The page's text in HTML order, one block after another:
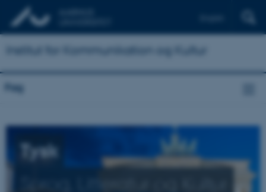
Institut for Kommunikation og Kultur
Fag
Tysk